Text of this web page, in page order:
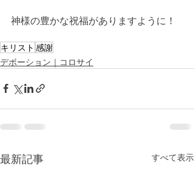
神様の豊かな祝福がありますように！
キリスト 感謝
デボーション｜コロサイ
最新記事 すべて表示